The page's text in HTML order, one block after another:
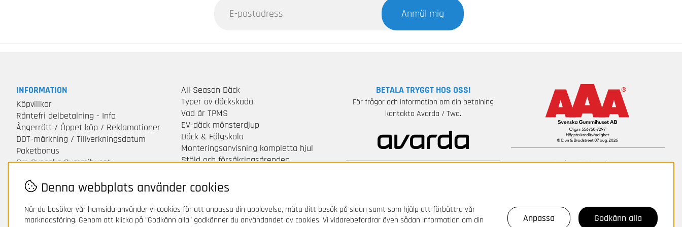
Anmäl mig
INFORMATION
Köpvillkor
Räntefri delbetalning - Info
Ångerrätt / Öppet köp / Reklamationer
DOT-märkning / Tillverkningsdatum
Paketbonus
Om Svenska Gummihuset
All Season Däck
Typer av däckskada
Vad är TPMS
EV-däck mönsterdjup
Däck & Fälgskola
Monteringsanvisning kompletta hjul
Stöld och försäkringsärenden
Betalningsvillkor
Leveranser
BETALA TRYGGT HOS OSS!
För frågor och information om din betalning
kontakta Avarda / Two.
Denna webbplats använder cookies
När du besöker vår hemsida använder vi cookies för att anpassa din upplevelse, mäta ditt besök på sidan samt som hjälp att förbättra vår
marknadsföring. Genom att klicka på ”Godkänn alla” godkänner du användandet av cookies. Vi vidarebefordrar även sådan information om din
Anpassa Godkänn alla